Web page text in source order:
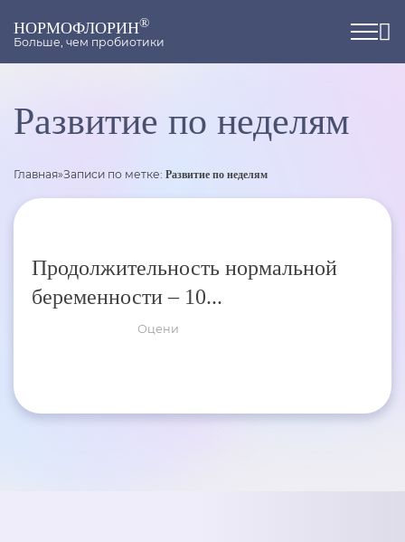
НОРМОФЛОРИН®
Больше, чем пробиотики
Развитие по неделям
Главная»Записи по метке: Развитие по неделям
Продолжительность нормальной
беременности – 10...
Оцени